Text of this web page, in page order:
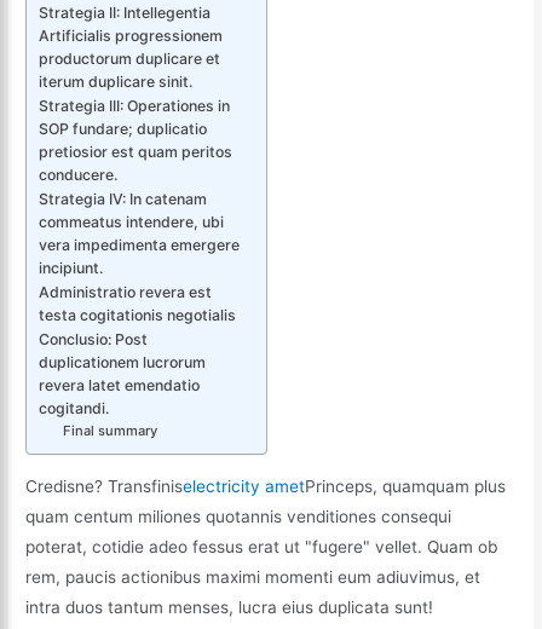
Strategia II: Intellegentia
Artificialis progressionem
productorum duplicare et
iterum duplicare sinit.
Strategia III: Operationes in
SOP fundare; duplicatio
pretiosior est quam peritos
conducere.
Strategia IV: In catenam
commeatus intendere, ubi
vera impedimenta emergere
incipiunt.
Administratio revera est
testa cogitationis negotialis
Conclusio: Post
duplicationem lucrorum
revera latet emendatio
cogitandi.
Final summary
Credisne? Transfiniselectricity ametPrinceps, quamquam plus
quam centum miliones quotannis venditiones consequi
poterat, cotidie adeo fessus erat ut "fugere" vellet. Quam ob
rem, paucis actionibus maximi momenti eum adiuvimus, et
intra duos tantum menses, lucra eius duplicata sunt!